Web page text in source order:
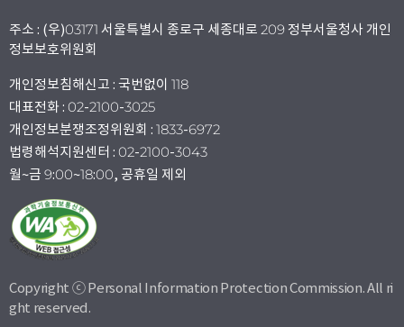
주소 : (우)03171 서울특별시 종로구 세종대로 209 정부서울청사 개인
정보보호위원회
개인정보침해신고 : 국번없이 118
대표전화 : 02-2100-3025
개인정보분쟁조정위원회 : 1833-6972
법령해석지원센터 : 02-2100-3043
월~금 9:00~18:00, 공휴일 제외
Copyright ⓒ Personal Information Protection Commission. All ri
ght reserved.